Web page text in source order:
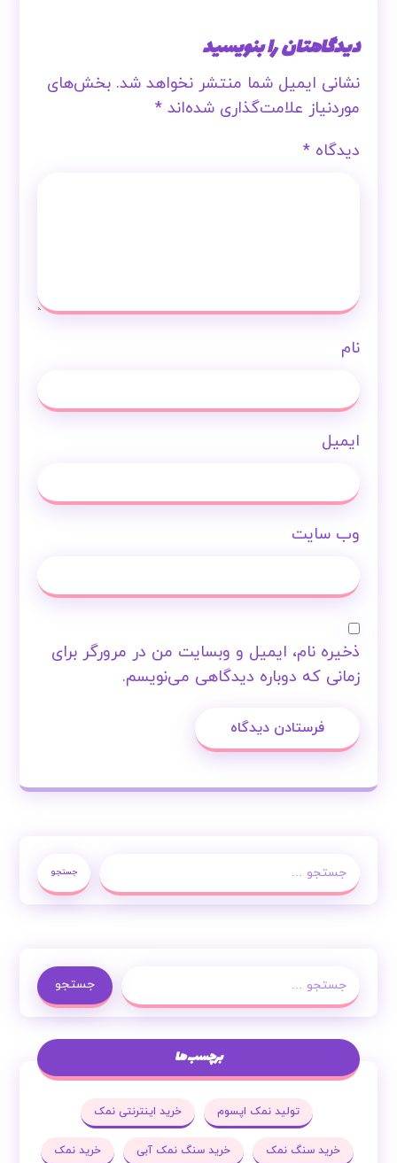
دیدگاهتان را بنویسید
نشانی ایمیل شما منتشر نخواهد شد. بخش‌های
موردنیاز علامت‌گذاری شده‌اند*
دیدگاه*
نام
ایمیل
وب‌ سایت
ذخیره نام، ایمیل و وبسایت من در مرورگر برای
زمانی که دوباره دیدگاهی می‌نویسم.
فرستادن دیدگاه
جستجو
جستجو
برچسب ها
تولید نمک اپسوم خرید اینترنتی نمک
خرید سنگ نمک خرید سنگ نمک آبی خرید نمک